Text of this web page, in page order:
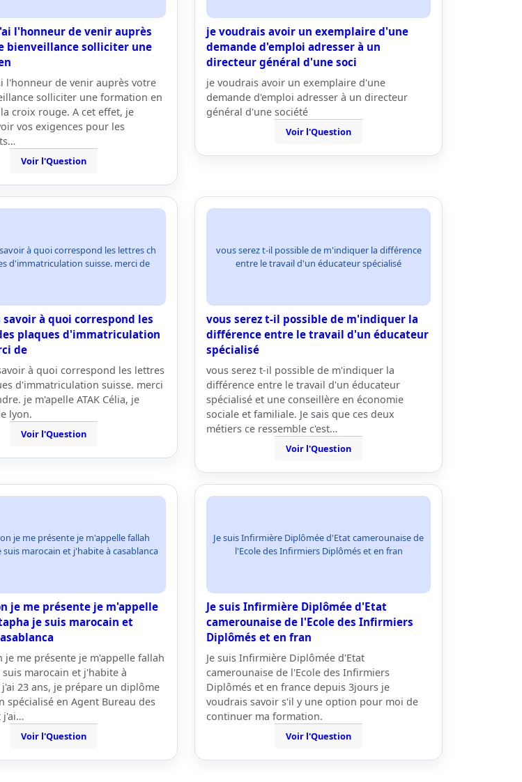
l'honneur de venir auprès
bienveillance solliciter une
l'honneur de venir auprès votre
solliciter une formation en
croix rouge. A cet effet, je
vos exigences pour les
Voir l'Question
je voudrais avoir un exemplaire d'une
demande d'emploi adresser à un
directeur général d'une soci
je voudrais avoir un exemplaire d'une
demande d'emploi adresser à un directeur
général d'une société
Voir l'Question
à quoi correspond les lettres ch
d'immatriculation suisse. merci de
à quoi correspond les
plaques d'immatriculation
de
à quoi correspond les lettres
d'immatriculation suisse. merci
je m'apelle ATAK Célia, je
lyon.
Voir l'Question
vous serez t-il possible de m'indiquer la différence
entre le travail d'un éducateur spécialisé
vous serez t-il possible de m'indiquer la
différence entre le travail d'un éducateur
spécialisé
vous serez t-il possible de m'indiquer la
différence entre le travail d'un éducateur
spécialisé et une conseillère en économie
sociale et familiale. Je sais que ces deux
métiers ce ressemble c'est…
Voir l'Question
je me présente je m'appelle fallah
marocain et j'habite à casablanca
je me présente je m'appelle
je suis marocain et
je me présente je m'appelle fallah
marocain et j'habite à
j'ai 23 ans, je prépare un diplôme
spécialisé en Agent Bureau des
j'ai…
Voir l'Question
Je suis Infirmière Diplômée d'Etat camerounaise de
l'Ecole des Infirmiers Diplômés et en fran
Je suis Infirmière Diplômée d'Etat
camerounaise de l'Ecole des Infirmiers
Diplômés et en fran
Je suis Infirmière Diplômée d'Etat
camerounaise de l'Ecole des Infirmiers
Diplômés et en france depuis 3jours je
voudrais savoir s'il y une option pour moi de
continuer ma formation.
Voir l'Question